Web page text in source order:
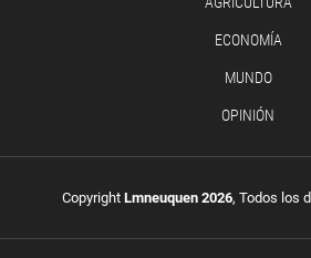
ECONOMÍA
MUNDO
OPINIÓN
Copyright Lmneuquen 2026, Todos los